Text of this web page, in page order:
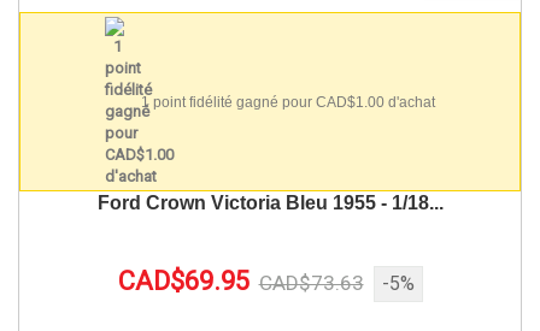
1 point fidélité gagné pour CAD$1.00 d'achat
Ford Crown Victoria Bleu 1955 - 1/18...
CAD$69.95 CAD$73.63 -5%